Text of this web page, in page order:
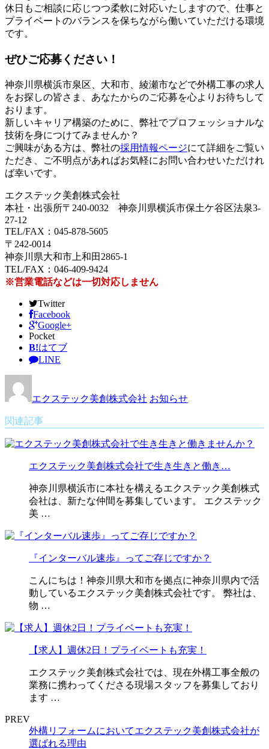
休日もご相談に応じつつ柔軟に対応いたしますので、仕事と
プライベートのバランスを保ちながら働いていただける環境
です。
ぜひご応募ください！
神奈川県横浜市泉区、大和市、綾瀬市などで外構工事の求人
をお探しの皆さま、あなたからのご応募を心よりお待ちして
おります。
新しいキャリア構築のために、弊社でプロフェッショナルな
技術を身につけてみませんか？
ご興味がある方は、弊社の採用情報ページにて詳細をご覧い
ただき、ご不明点があればお気軽にお問い合わせいただけれ
ば幸いです。
エクステック美創株式会社
本社・出張所〒240-0032 神奈川県横浜市保土ケ谷区法泉3-
27-12
TEL/FAX：045-878-5605
〒242-0014
神奈川県大和市上和田2865-1
TEL/FAX：046-409-9424
※営業電話などは一切対応しません
Twitter
Facebook
Google+
Pocket
B!はてブ
LINE
エクステック美創株式会社 お知らせ
関連記事
エクステック美創株式会社で生き生きと働き…
神奈川県横浜市に本社を構えるエクステック美創株式
会社は、新たな仲間を募集しています。 エクステック
美 …
『インターバル速歩』ってご存じですか？
こんにちは！神奈川県大和市を拠点に神奈川県内で活
動しているエクステック美創株式会社です。 弊社は、
物 …
【求人】週休2日！プライベートも充実！
エクステック美創株式会社では、現在外構工事全般の
業務に携わってくださる現場スタッフを募集しており
ます …
PREV
外構リフォームにおいてエクステック美創株式会社が
選ばれる理由